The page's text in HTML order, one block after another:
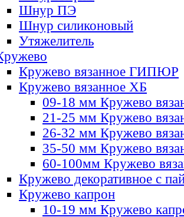
Шнур ПЭ
Шнур силиконовый
Утяжелитель
Кружево вязанное ГИПЮР
Кружево вязанное ХБ
09-18 мм Кружево
21-25 мм Кружево
26-32 мм Кружево
35-50 мм Кружево
60-100мм Кружево
Кружево декоративное с
Кружево капрон
10-19 мм Кружево